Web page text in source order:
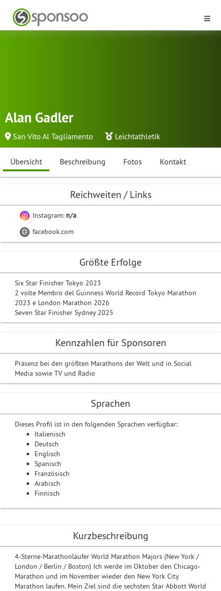
Alan Gadler
San Vito Al Tagliamento Leichtathletik
Übersicht Beschreibung Fotos Kontakt
Kurzbeschreibung
4-Sterne-Marathonläufer World Marathon Majors (New York /
London / Berlin / Boston) Ich werde im Oktober den Chicago-
Marathon und im November wieder den New York City
Marathon laufen. Mein Ziel sind die sechsten Star Abbott World
Reichweiten / Links
Instagram: n/a
facebook.com
Größte Erfolge
Six Star Finisher Tokyo 2023
2 volte Membro del Guinness World Record Tokyo Marathon
2023 e London Marathon 2026
Seven Star Finisher Sydney 2025
Kennzahlen für Sponsoren
Präsenz bei den größten Marathons der Welt und in Social
Media sowie TV und Radio
Sprachen
Dieses Profil ist in den folgenden Sprachen verfügbar:
Italienisch
Deutsch
Englisch
Spanisch
Französisch
Arabisch
Finnisch